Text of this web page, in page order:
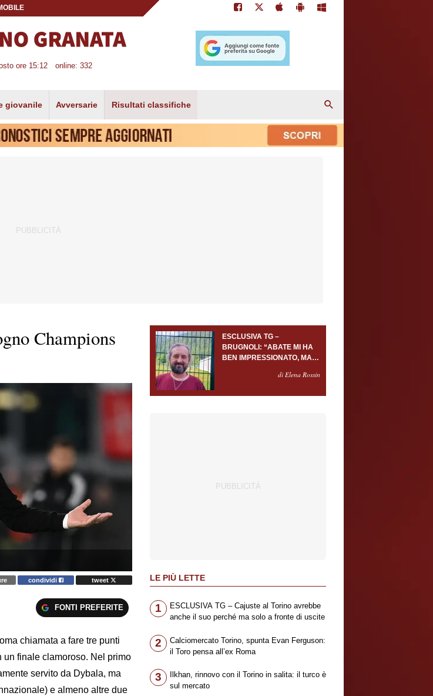
ore 15:12 online: 332
giovanile Avversarie Risultati classifiche
Champions
condividi tweet
FONTI PREFERITE
chiamata a fare tre punti
un finale clamoroso. Nel primo
servito da Dybala, ma
e almeno altre due
ESCLUSIVA TG –
BRUGNOLI: “ABATE MI HA
BEN IMPRESSIONATO, MA
PORTIERE SERVONOdi Elena Rossin
LE PIÙ LETTE
1
ESCLUSIVA TG – Cajuste al Torino avrebbe
anche il suo perché ma solo a fronte di uscite
2
Calciomercato Torino, spunta Evan Ferguson:
il Toro pensa all’ex Roma
3
Ilkhan, rinnovo con il Torino in salita: il turco è
sul mercato